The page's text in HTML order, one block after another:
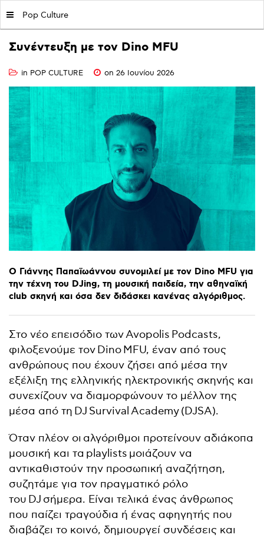
MY|PODCASTS BY AVOPOLIS
Pop Culture
Συνέντευξη με τον Dino MFU
in POP CULTURE on 26 Ιουνίου 2026
Ο Γιάννης Παπαϊωάννου συνομιλεί με τον Dino MFU για
την τέχνη του DJing, τη μουσική παιδεία, την αθηναϊκή
club σκηνή και όσα δεν διδάσκει κανένας αλγόριθμος.
Στο νέο επεισόδιο των Avopolis Podcasts,
φιλοξενούμε τον Dino MFU, έναν από τους
ανθρώπους που έχουν ζήσει από μέσα την
εξέλιξη της ελληνικής ηλεκτρονικής σκηνής και
συνεχίζουν να διαμορφώνουν το μέλλον της
μέσα από τη DJ Survival Academy (DJSA).
Όταν πλέον οι αλγόριθμοι προτείνουν αδιάκοπα
μουσική και τα playlists μοιάζουν να
αντικαθιστούν την προσωπική αναζήτηση,
συζητάμε για τον πραγματικό ρόλο
του DJ σήμερα. Είναι τελικά ένας άνθρωπος
που παίζει τραγούδια ή ένας αφηγητής που
διαβάζει το κοινό, δημιουργεί συνδέσεις και